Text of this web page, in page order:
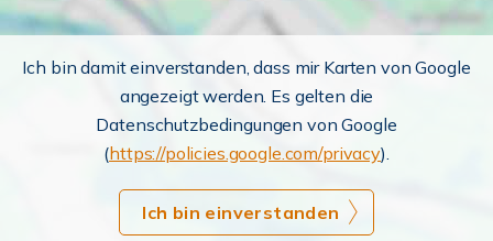
Ich bin damit einverstanden, dass mir Karten von Google
angezeigt werden. Es gelten die
Datenschutzbedingungen von Google
(https://policies.google.com/privacy).
Ich bin einverstanden